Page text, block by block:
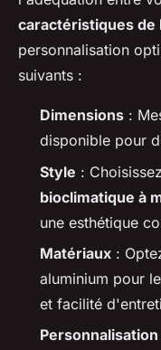
caractéristiques
personnalisation
suivants :
Dimensions :
disponible pour
Style :
bioclimatique à
une esthétique
Matériaux :
aluminium pour
et facilité
Personnalisation